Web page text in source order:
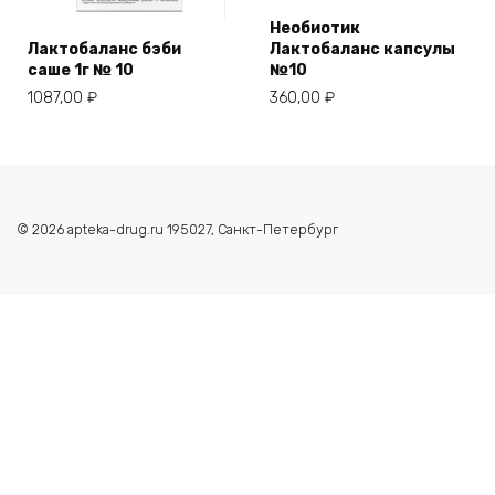
Лактобаланс бэби
саше 1г № 10
1087,00 ₽
Необиотик
Лактобаланс капсулы
№10
360,00 ₽
© 2026 apteka-drug.ru 195027, Санкт-Петербург